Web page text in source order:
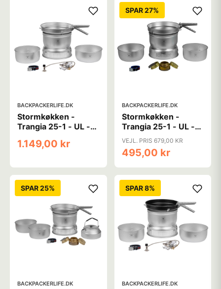
BACKPACKERLIFE.DK
Stormkøkken -
Trangia 25-1 - UL -
1.149,00 kr
SPAR 27%
BACKPACKERLIFE.DK
Stormkøkken -
Trangia 25-1 - UL -
Spritbrænder og alu
- 3-4 personer
VEJL. PRIS 679,00 KR
495,00 kr
SPAR 25%
BACKPACKERLIFE.DK
SPAR 8%
BACKPACKERLIFE.DK